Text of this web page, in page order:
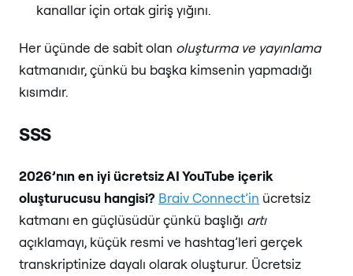
kanallar için ortak giriş yığını.
Her üçünde de sabit olan oluşturma ve yayınlama
katmanıdır, çünkü bu başka kimsenin yapmadığı
kısımdır.
SSS
2026’nın en iyi ücretsiz AI YouTube içerik
oluşturucusu hangisi? Braiv Connect’in ücretsiz
katmanı en güçlüsüdür çünkü başlığı artı
açıklamayı, küçük resmi ve hashtag’leri gerçek
transkriptinize dayalı olarak oluşturur. Ücretsiz